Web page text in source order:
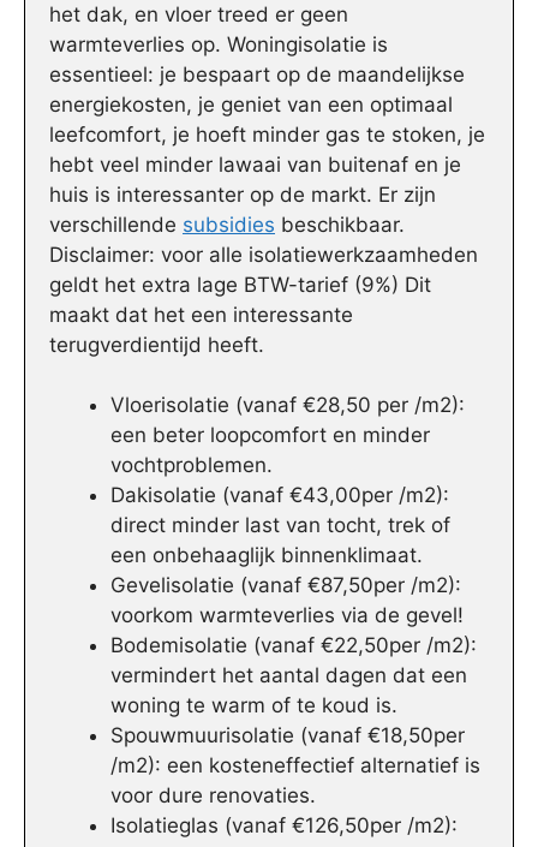
het dak, en vloer treed er geen
warmteverlies op. Woningisolatie is
essentieel: je bespaart op de maandelijkse
energiekosten, je geniet van een optimaal
leefcomfort, je hoeft minder gas te stoken, je
hebt veel minder lawaai van buitenaf en je
huis is interessanter op de markt. Er zijn
verschillende subsidies beschikbaar.
Disclaimer: voor alle isolatiewerkzaamheden
geldt het extra lage BTW-tarief (9%) Dit
maakt dat het een interessante
terugverdientijd heeft.
Vloerisolatie (vanaf €28,50 per /m2):
een beter loopcomfort en minder
vochtproblemen.
Dakisolatie (vanaf €43,00per /m2):
direct minder last van tocht, trek of
een onbehaaglijk binnenklimaat.
Gevelisolatie (vanaf €87,50per /m2):
voorkom warmteverlies via de gevel!
Bodemisolatie (vanaf €22,50per /m2):
vermindert het aantal dagen dat een
woning te warm of te koud is.
Spouwmuurisolatie (vanaf €18,50per
/m2): een kosteneffectief alternatief is
voor dure renovaties.
Isolatieglas (vanaf €126,50per /m2):